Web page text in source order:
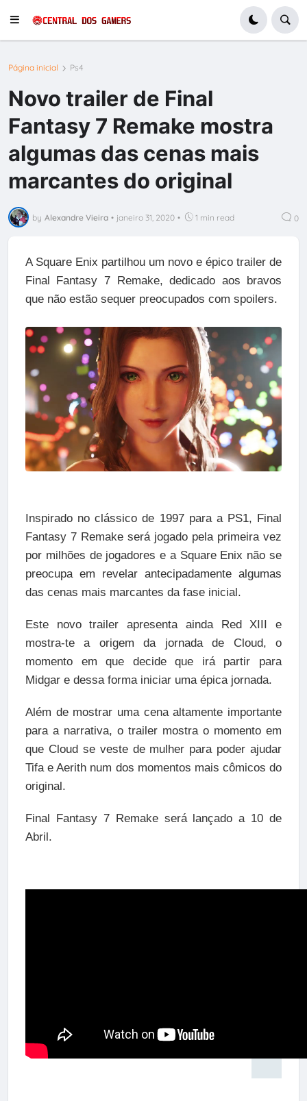
Página inicial Ps4
Novo trailer de Final
Fantasy 7 Remake mostra
algumas das cenas mais
marcantes do original
by Alexandre Vieira • janeiro 31, 2020 • 1 min read 0
A Square Enix partilhou um novo e épico trailer de
Final Fantasy 7 Remake, dedicado aos bravos
que não estão sequer preocupados com spoilers.
Inspirado no clássico de 1997 para a PS1, Final
Fantasy 7 Remake será jogado pela primeira vez
por milhões de jogadores e a Square Enix não se
preocupa em revelar antecipadamente algumas
das cenas mais marcantes da fase inicial.
Este novo trailer apresenta ainda Red XIII e
mostra-te a origem da jornada de Cloud, o
momento em que decide que irá partir para
Midgar e dessa forma iniciar uma épica jornada.
Além de mostrar uma cena altamente importante
para a narrativa, o trailer mostra o momento em
que Cloud se veste de mulher para poder ajudar
Tifa e Aerith num dos momentos mais cômicos do
original.
Final Fantasy 7 Remake será lançado a 10 de
Abril.